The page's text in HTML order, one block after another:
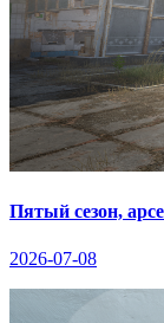
Пятый сезон,
2026-07-08